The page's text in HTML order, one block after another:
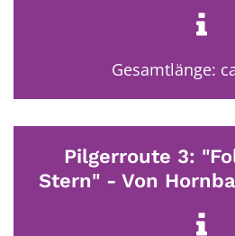
Gesamtlänge:
Pilgerroute 3:
Stern" - Von